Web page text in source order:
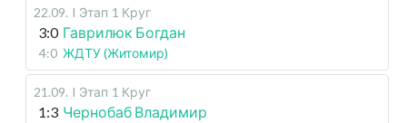
22.09. I Этап 1 Круг
3:0 Гаврилюк Богдан
4:0 ЖДТУ (Житомир)
21.09. I Этап 1 Круг
1:3 Чернобаб Владимир